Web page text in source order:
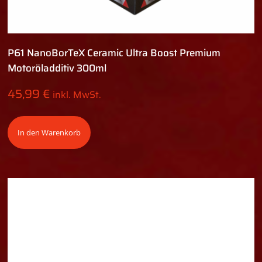
P61 NanoBorTeX Ceramic Ultra Boost Premium
Motoröladditiv 300ml
45,99€ inkl. MwSt.
In den Warenkorb